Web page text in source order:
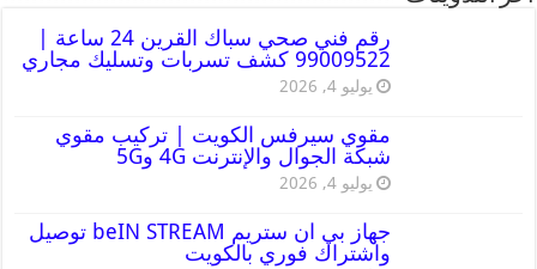
رقم فني صحي سباك القرين 24 ساعة |
99009522 كشف تسربات وتسليك مجاري
يوليو 4, 2026
مقوي سيرفس الكويت | تركيب مقوي
شبكة الجوال والإنترنت 4G و5G
يوليو 4, 2026
جهاز بي ان ستريم beIN STREAM توصيل
واشتراك فوري بالكويت